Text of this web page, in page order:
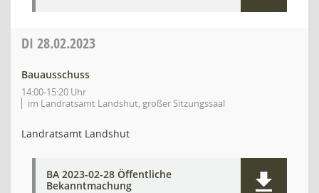
DI 28.02.2023
Bauausschuss
14:00-15:20 Uhr
im Landratsamt Landshut, großer Sitzungssaal
Landratsamt Landshut
BA 2023-02-28 Öffentliche
Bekanntmachung